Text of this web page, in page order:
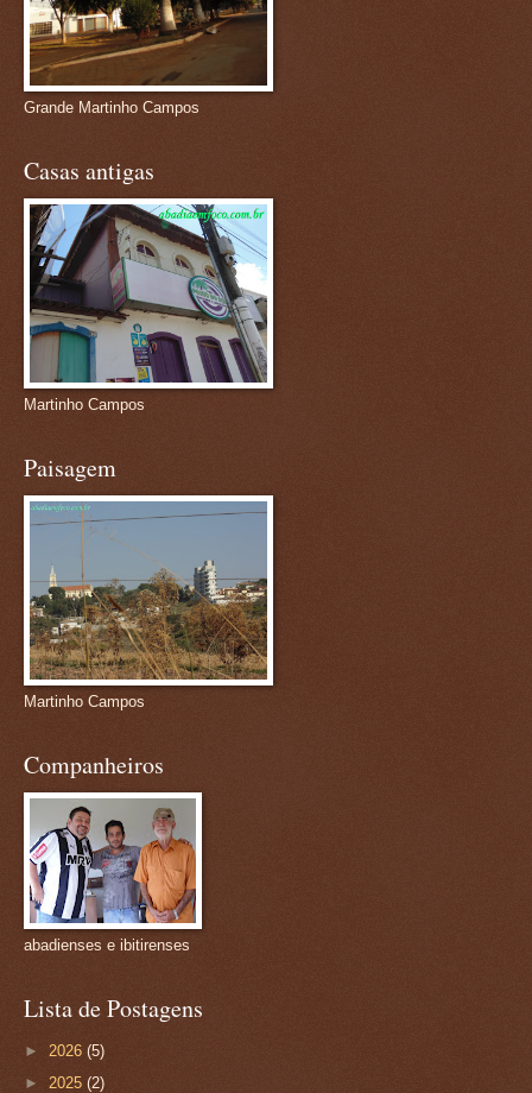
Grande Martinho Campos
Casas antigas
Martinho Campos
Paisagem
Martinho Campos
Companheiros
abadienses e ibitirenses
Lista de Postagens
► 2026 (5)
► 2025 (2)